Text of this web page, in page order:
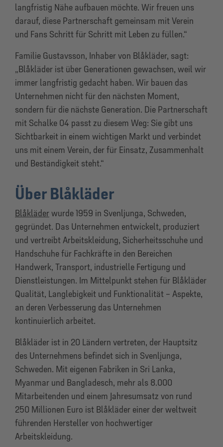
langfristig Nähe aufbauen möchte. Wir freuen uns
darauf, diese Partnerschaft gemeinsam mit Verein
und Fans Schritt für Schritt mit Leben zu füllen.“
Familie Gustavsson, Inhaber von Blåkläder, sagt:
„Blåkläder ist über Generationen gewachsen, weil wir
immer langfristig gedacht haben. Wir bauen das
Unternehmen nicht für den nächsten Moment,
sondern für die nächste Generation. Die Partnerschaft
mit Schalke 04 passt zu diesem Weg: Sie gibt uns
Sichtbarkeit in einem wichtigen Markt und verbindet
uns mit einem Verein, der für Einsatz, Zusammenhalt
und Beständigkeit steht.“
Über Blåkläder
Blåkläderwurde 1959 in Svenljunga, Schweden,
gegründet. Das Unternehmen entwickelt, produziert
und vertreibt Arbeitskleidung, Sicherheitsschuhe und
Handschuhe für Fachkräfte in den Bereichen
Handwerk, Transport, industrielle Fertigung und
Dienstleistungen. Im Mittelpunkt stehen für Blåkläder
Qualität, Langlebigkeit und Funktionalität – Aspekte,
an deren Verbesserung das Unternehmen
kontinuierlich arbeitet.
Blåkläder ist in 20 Ländern vertreten, der Hauptsitz
des Unternehmens befindet sich in Svenljunga,
Schweden. Mit eigenen Fabriken in Sri Lanka,
Myanmar und Bangladesch, mehr als 8.000
Mitarbeitenden und einem Jahresumsatz von rund
250 Millionen Euro ist Blåkläder einer der weltweit
führenden Hersteller von hochwertiger
Arbeitskleidung.